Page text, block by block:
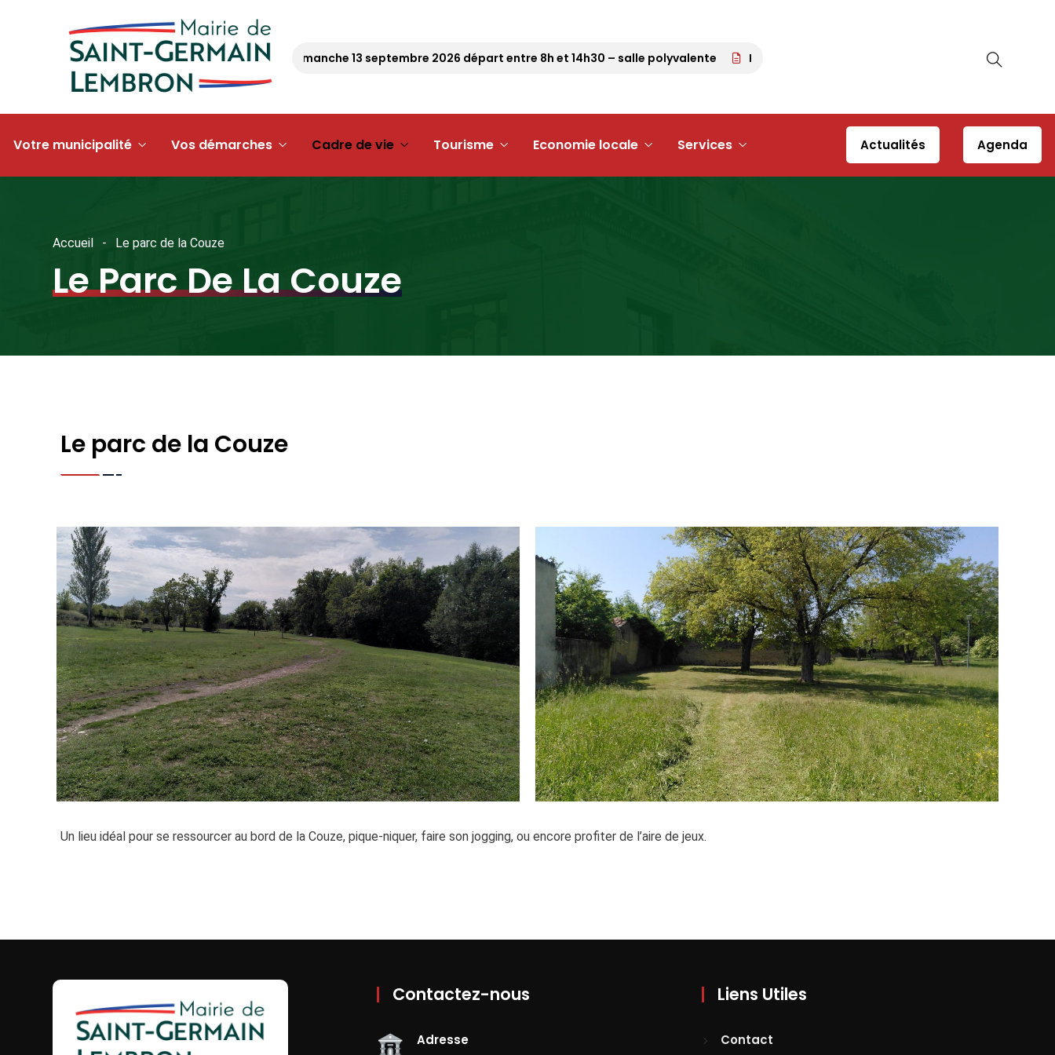
Randonnée – dimanche 13 septembre 2026 départ entre 8h et 14h30 – salle polyvalente Pétanque tour 63 – 30 août 2026 à 13h30 – Place du
Votre municipalité Vos démarches Cadre de vie Tourisme Economie locale Services Actualités Agenda
Accueil Le parc de la Couze
Le Parc De La Couze
Le parc de la Couze
Un lieu idéal pour se ressourcer au bord de la Couze, pique-niquer, faire son jogging, ou encore profiter de l’aire de jeux.
Contactez-nous
Adresse
Liens Utiles
Contact